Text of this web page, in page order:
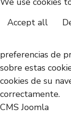
Accept all
preferencias de
sobre estas
cookies de su
correctamente.
CMS Joomla